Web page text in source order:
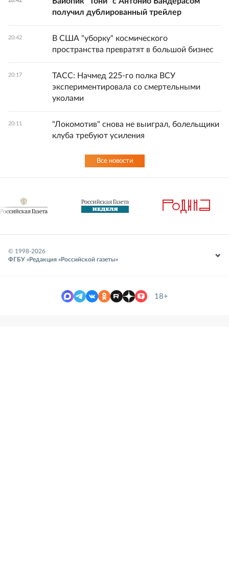
получил дублированный трейлер
20:42
В США "уборку" космического
пространства превратят в большой бизнес
20:17
ТАСС: Начмед 225-го полка ВСУ
экспериментировала со смертельными
уколами
20:11
"Локомотив" снова не выиграл, болельщики
клуба требуют усиления
Все новости
© 1998-2026
ФГБУ «Редакция «Российской газеты»
18+